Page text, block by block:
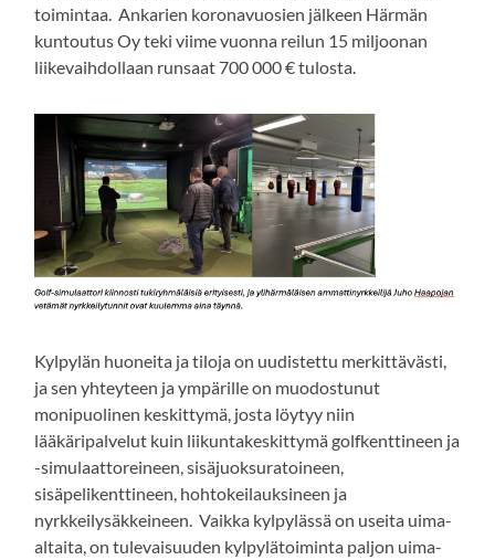
toimintaa. Ankarien koronavuosien jälkeen Härmän
kuntoutus Oy teki viime vuonna reilun 15 miljoonan
liikevaihdollaan runsaat 700 000 € tulosta.
Kylpylän huoneita ja tiloja on uudistettu merkittävästi,
ja sen yhteyteen ja ympärille on muodostunut
monipuolinen keskittymä, josta löytyy niin
lääkäripalvelut kuin liikuntakeskittymä golfkenttineen ja
-simulaattoreineen, sisäjuoksuratoineen,
sisäpelikenttineen, hohtokeilauksineen ja
nyrkkeilysäkkeineen. Vaikka kylpylässä on useita uima-
altaita, on tulevaisuuden kylpylätoiminta paljon uima-